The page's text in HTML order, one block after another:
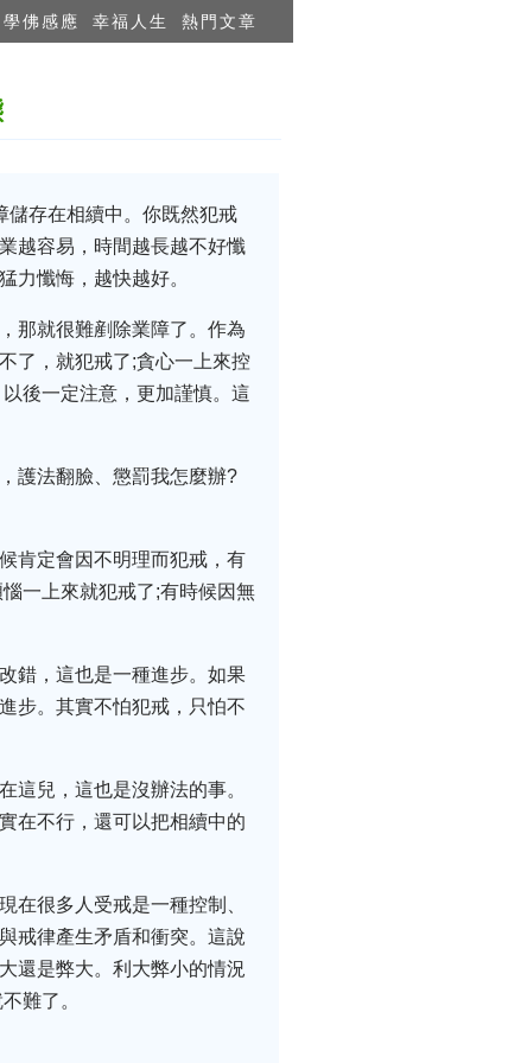
學佛感應 幸福人生 熱門文章
儲存在相續中。你既然犯戒
越容易，時間越長越不好懺
力懺悔，越快越好。
那就很難剷除業障了。作為
了，就犯戒了;貪心一上來控
後一定注意，更加謹慎。這
護法翻臉、懲罰我怎麼辦?
肯定會因不明理而犯戒，有
一上來就犯戒了;有時候因無
錯，這也是一種進步。如果
步。其實不怕犯戒，只怕不
這兒，這也是沒辦法的事。
在不行，還可以把相續中的
在很多人受戒是一種控制、
戒律產生矛盾和衝突。這說
還是弊大。利大弊小的情況
難了。